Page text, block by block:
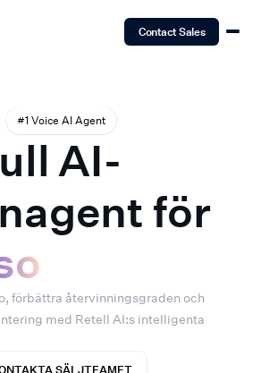
Contact Sales
#1 Voice AI Agent
AI-
för
förbättra återvinningsgraden och
med Retell AI:s intelligenta
SÄLJTEAMET